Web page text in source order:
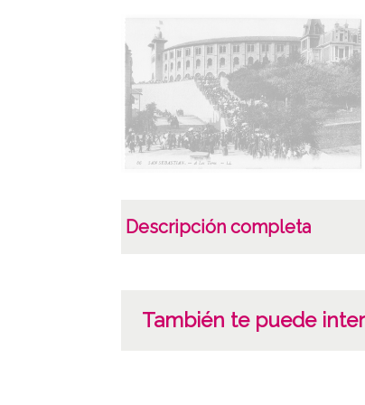
Descripción completa
También te puede